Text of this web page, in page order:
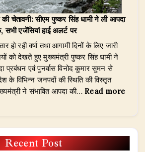
ठप,
गंगा-
अलकनंदा
उफान;
20
हजार
यात्री
फंसे,
स्कूल
की चेतावनी: सीएम पुष्कर सिंह धामी ने ली आपदा
सभी एजेंसियां हाई अलर्ट पर
हो रही वर्षा तथा आगामी दिनों के लिए जारी
को देखते हुए मुख्यमंत्री पुष्कर सिंह धामी ने
प्रबंधन एवं पुनर्वास विनोद कुमार सुमन से
के विभिन्न जनपदों की स्थिति की विस्तृत
ने संभावित आपदा की… Read more:
में
बारिश
Recent Post